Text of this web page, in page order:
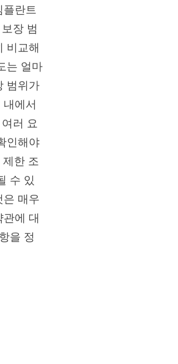
란트
장 범
비교해
는 얼마
범위가
에서
러 요
인해야
한 조
수 있
은 매우
에 대
을 정